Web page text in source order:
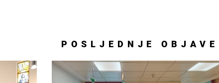
POSLJEDNJE OBJAVE